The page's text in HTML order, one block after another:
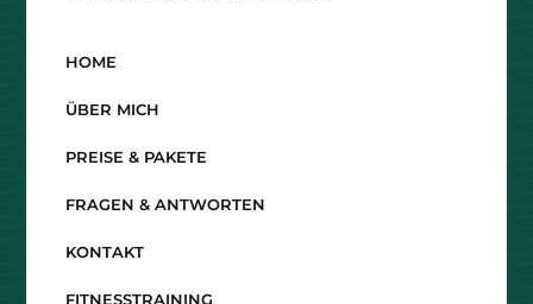
HOME
ÜBER MICH
PREISE & PAKETE
FRAGEN & ANTWORTEN
KONTAKT
FITNESSTRAINING